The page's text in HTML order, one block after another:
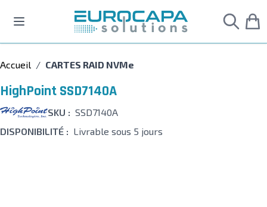
Accueil / CARTES RAID NVMe
HighPoint SSD7140A
SKU : SSD7140A
DISPONIBILITÉ : Livrable sous 5 jours